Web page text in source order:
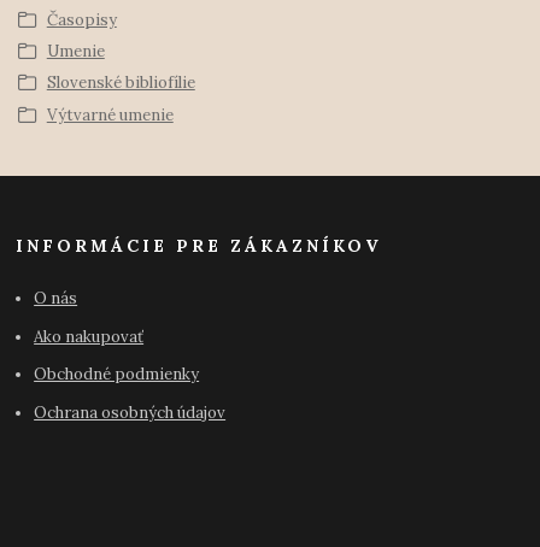
Časopisy
Umenie
Slovenské bibliofílie
Výtvarné umenie
INFORMÁCIE PRE ZÁKAZNÍKOV
O nás
Ako nakupovať
Obchodné podmienky
Ochrana osobných údajov